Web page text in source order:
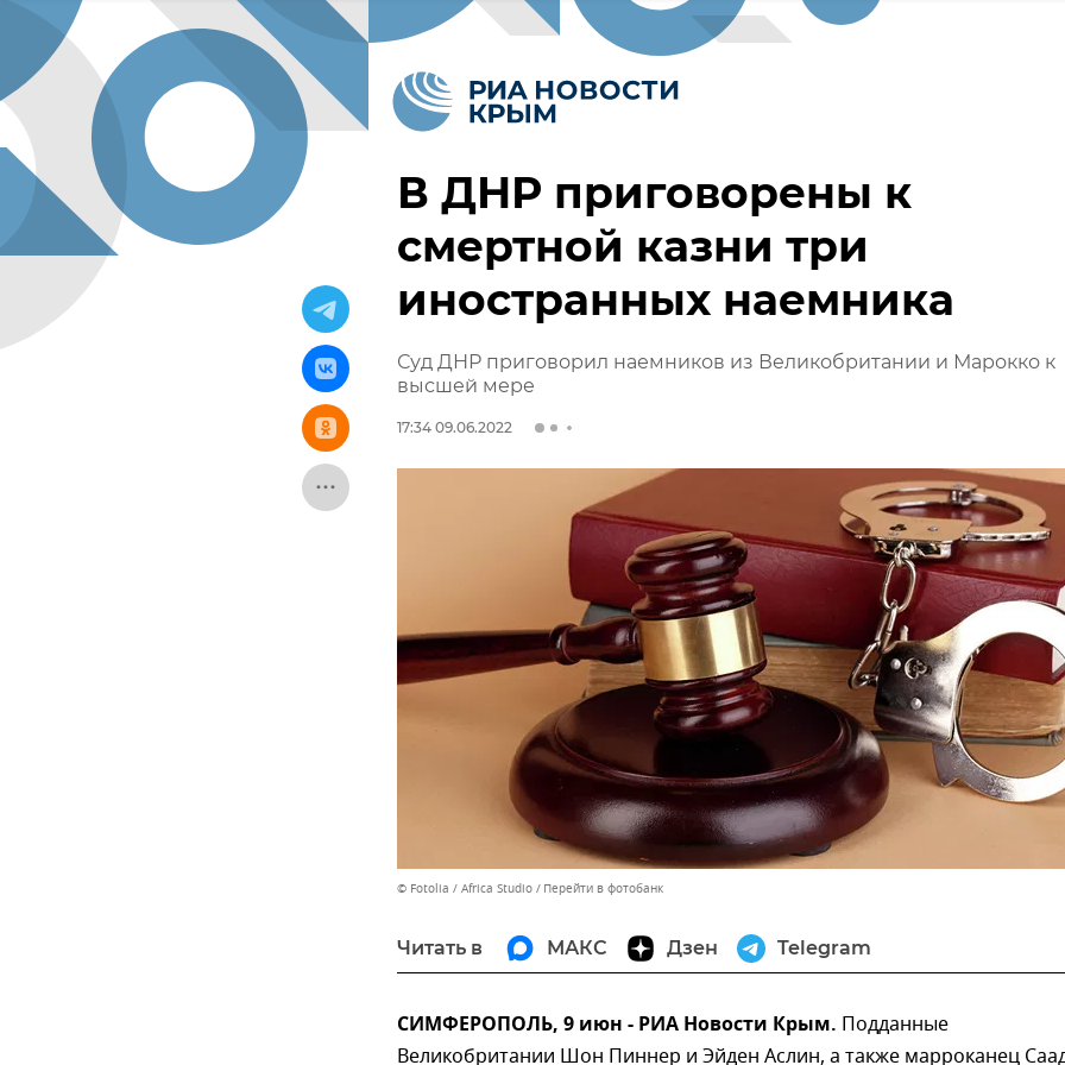
В ДНР приговорены к
смертной казни три
иностранных наемника
Суд ДНР приговорил наемников из Великобритании и Марокко к
высшей мере
17:34 09.06.2022
© Fotolia / Africa Studio Перейти в фотобанк
Читать в МАКС Дзен Telegram
СИМФЕРОПОЛЬ, 9 июн - РИА Новости Крым. Подданные
Великобритании Шон Пиннер и Эйден Аслин, а также марроканец